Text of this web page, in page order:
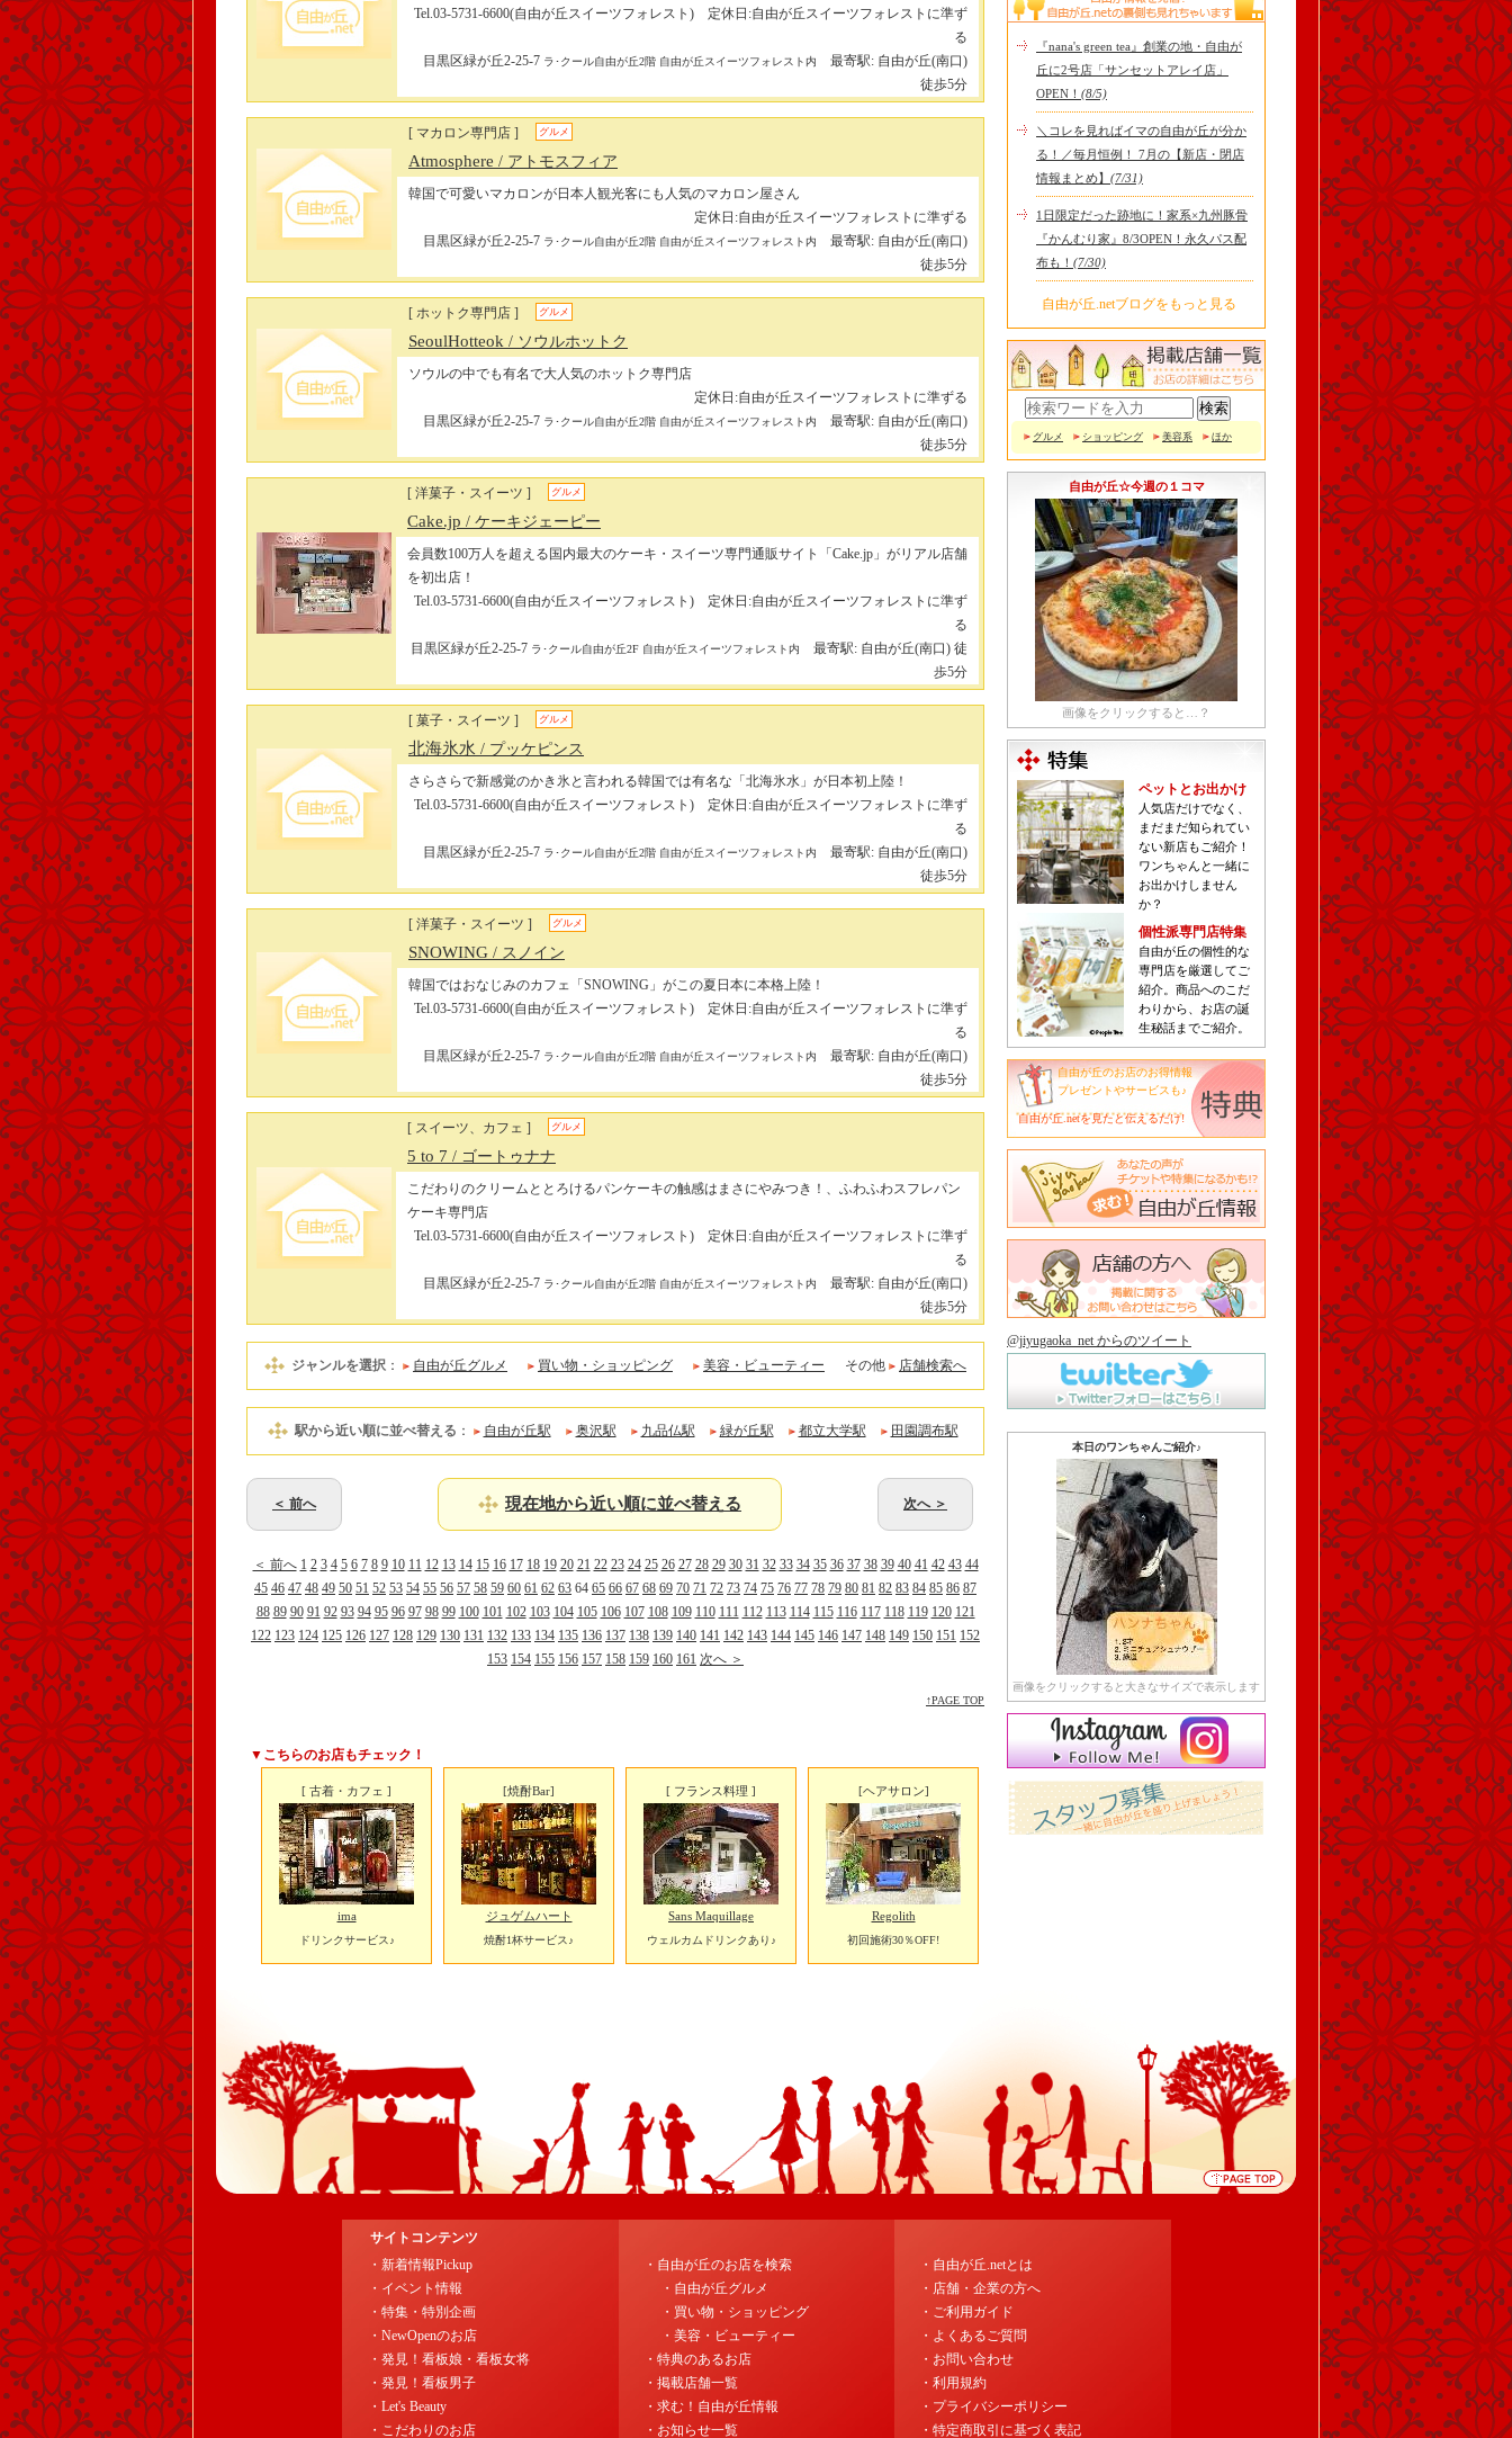
Tel.03-5731-6600(自由が丘スイーツフォレスト) 定休日:自由が丘スイーツフォレストに準ず
る
目黒区緑が丘2-25-7 ラ･クール自由が丘2階 自由が丘スイーツフォレスト内
最寄駅: 自由が丘(南口)
徒歩5分
[ マカロン専門店 ] グルメ
Atmosphere / アトモスフィア
韓国で可愛いマカロンが日本人観光客にも⼈気のマカロン屋さん
定休日:自由が丘スイーツフォレストに準ずる
目黒区緑が丘2-25-7 ラ･クール自由が丘2階 自由が丘スイーツフォレスト内
最寄駅: 自由が丘(南口)
徒歩5分
[ ホットク専門店 ] グルメ
SeoulHotteok / ソウルホットク
ソウルの中でも有名で大人気のホットク専門店
定休日:自由が丘スイーツフォレストに準ずる
目黒区緑が丘2-25-7 ラ･クール自由が丘2階 自由が丘スイーツフォレスト内
最寄駅: 自由が丘(南口)
徒歩5分
[ 洋菓子・スイーツ ] グルメ
Cake.jp / ケーキジェーピー
会員数100万人を超える国内最大のケーキ・スイーツ専門通販サイト「Cake.jp」がリアル店舗
を初出店！
Tel.03-5731-6600(自由が丘スイーツフォレスト) 定休日:自由が丘スイーツフォレストに準ず
る
目黒区緑が丘2-25-7 ラ･クール自由が丘2F 自由が丘スイーツフォレスト内
最寄駅: 自由が丘(南口) 徒
歩5分
[ 菓子・スイーツ ] グルメ
北海氷水 / プッケピンス
さらさらで新感覚のかき氷と言われる韓国では有名な「北海氷水」が日本初上陸！
Tel.03-5731-6600(自由が丘スイーツフォレスト) 定休日:自由が丘スイーツフォレストに準ず
る
目黒区緑が丘2-25-7 ラ･クール自由が丘2階 自由が丘スイーツフォレスト内
最寄駅: 自由が丘(南口)
徒歩5分
[ 洋菓子・スイーツ ] グルメ
SNOWING / スノイン
韓国ではおなじみのカフェ「SNOWING」がこの夏日本に本格上陸！
Tel.03-5731-6600(自由が丘スイーツフォレスト) 定休日:自由が丘スイーツフォレストに準ず
る
目黒区緑が丘2-25-7 ラ･クール自由が丘2階 自由が丘スイーツフォレスト内
最寄駅: 自由が丘(南口)
徒歩5分
[ スイーツ、カフェ ] グルメ
5 to 7 / ゴートゥナナ
こだわりのクリームととろけるパンケーキの触感はまさにやみつき！、ふわふわスフレパン
ケーキ専門店
Tel.03-5731-6600(自由が丘スイーツフォレスト) 定休日:自由が丘スイーツフォレストに準ず
る
目黒区緑が丘2-25-7 ラ･クール自由が丘2階 自由が丘スイーツフォレスト内
最寄駅: 自由が丘(南口)
徒歩5分
ジャンルを選択 ： 自由が丘グルメ 買い物・ショッピング 美容・ビューティー その他 店舗検索へ
駅から近い順に並べ替える ： 自由が丘駅 奥沢駅 九品仏駅 緑が丘駅 都立大学駅 田園調布駅
＜ 前へ 現在地から近い順に並べ替える 次へ ＞
＜ 前へ 1 2 3 4 5 6 7 8 9 10 11 12 13 14 15 16 17 18 19 20 21 22 23 24 25 26 27 28 29 30 31 32 33 34 35 36 37 38 39 40 41 42 43 44
45 46 47 48 49 50 51 52 53 54 55 56 57 58 59 60 61 62 63 64 65 66 67 68 69 70 71 72 73 74 75 76 77 78 79 80 81 82 83 84 85 86 87
88 89 90 91 92 93 94 95 96 97 98 99 100 101 102 103 104 105 106 107 108 109 110 111 112 113 114 115 116 117 118 119 120 121
122 123 124 125 126 127 128 129 130 131 132 133 134 135 136 137 138 139 140 141 142 143 144 145 146 147 148 149 150 151 152
153 154 155 156 157 158 159 160 161 次へ ＞
↑PAGE TOP
▼こちらのお店もチェック！
[ 古着・カフェ ]
ima
ドリンクサービス♪
[焼酎Bar]
ジュゲムハート
焼酎1杯サービス♪
[ フランス料理 ]
Sans Maquillage
ウェルカムドリンクあり♪
[ヘアサロン]
Regolith
初回施術30％OFF!
今年も南アルプス @sachiblueberryfarm か
ら美味しいブルーベリーが😋
https://www.instagram.com/sachi..
tomoru
じまりました！※数量限定その日のおす
cheese & booze ost
【 平日限定ランチメニュー 】 ワンプレー
トランチ登場！！パスタやリゾットにも
色々付くようにな..
京都九条ねぎ焼き専門店 ねぎ家 -時代
家 旬-
【ランチ限定】鉄板炙りホルモン丼🔥本
顧問契約 】 冷え性改善協会は、小規模の
エステサロン、リ..
『nana's green tea』創業の地・自由が
丘に2号店「サンセットアレイ店」
OPEN！ (8/5)
＼コレを見ればイマの自由が丘が分か
る！／毎月恒例！ 7月の【新店・閉店
情報まとめ】 (7/31)
1日限定だった跡地に！家系×九州豚骨
『かんむり家』8/3OPEN！永久パス配
布も！ (7/30)
自由が丘.netブログをもっと見る
グルメ ショッピング 美容系 ほか
自由が丘☆今週の１コマ
画像をクリックすると…？
ペットとお出かけ
人気店だけでなく、
まだまだ知られてい
ない新店もご紹介！
ワンちゃんと一緒に
お出かけしません
か？
個性派専門店特集
自由が丘の個性的な
専門店を厳選してご
紹介。商品へのこだ
わりから、お店の誕
生秘話までご紹介。
自由が丘のお店のお得情報
プレゼントやサービスも♪
自由が丘.netを見たと伝えるだけ!
@jiyugaoka_net からのツイート
本日のワンちゃんご紹介♪
画像をクリックすると大きなサイズで表示します
サイトコンテンツ
・新着情報Pickup
・イベント情報
・特集・特別企画
・NewOpenのお店
・発見！看板娘・看板女将
・発見！看板男子
・Let's Beauty
・こだわりのお店
・自由が丘のお店を検索
・自由が丘グルメ
・買い物・ショッピング
・美容・ビューティー
・特典のあるお店
・掲載店舗一覧
・求む！自由が丘情報
・お知らせ一覧
・自由が丘.netとは
・店舗・企業の方へ
・ご利用ガイド
・よくあるご質問
・お問い合わせ
・利用規約
・プライバシーポリシー
・特定商取引に基づく表記